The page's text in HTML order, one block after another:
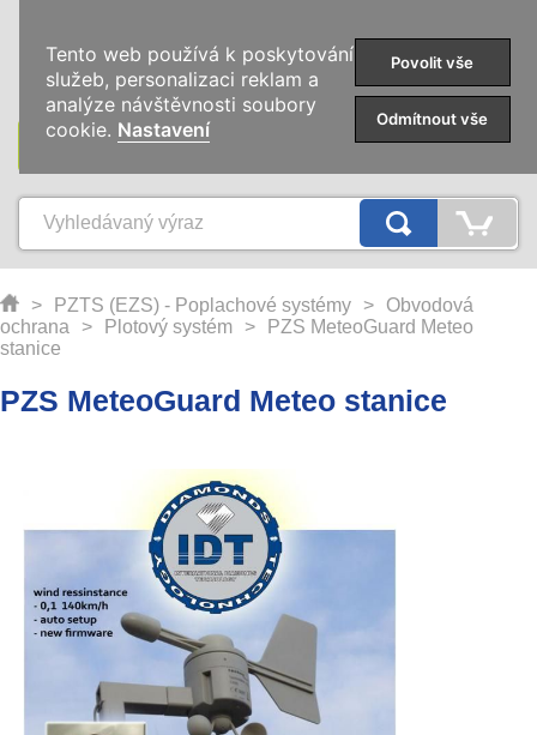
KATEGORIE
> PZTS (EZS) - Poplachové systémy >
Obvodová
ochrana
> Plotový systém >
PZS MeteoGuard Meteo
stanice
PZS MeteoGuard Meteo stanice
Tento web používá k poskytování
služeb, personalizaci reklam a
analýze návštěvnosti soubory
cookie. Nastavení
Povolit vše
Odmítnout vše